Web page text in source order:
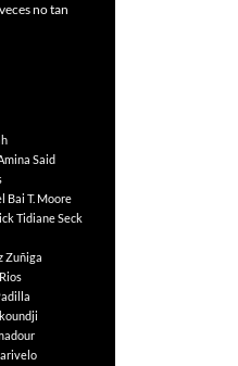
no tan
Said
Bai T. Moore
Tidiane Seck
Zuñiga